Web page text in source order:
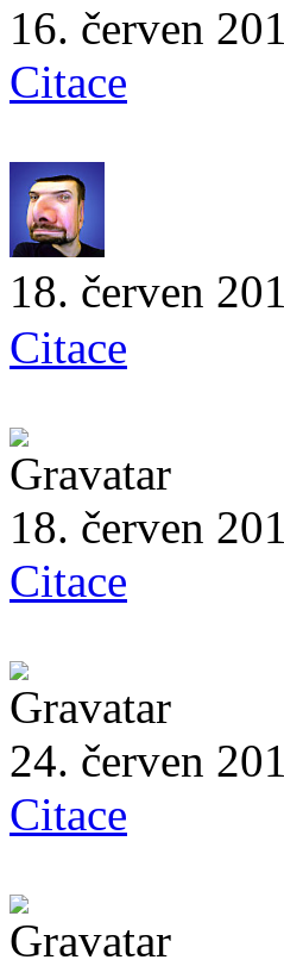
16. červen
Citace
18. červen
Citace
18. červen
Citace
24. červen
Citace